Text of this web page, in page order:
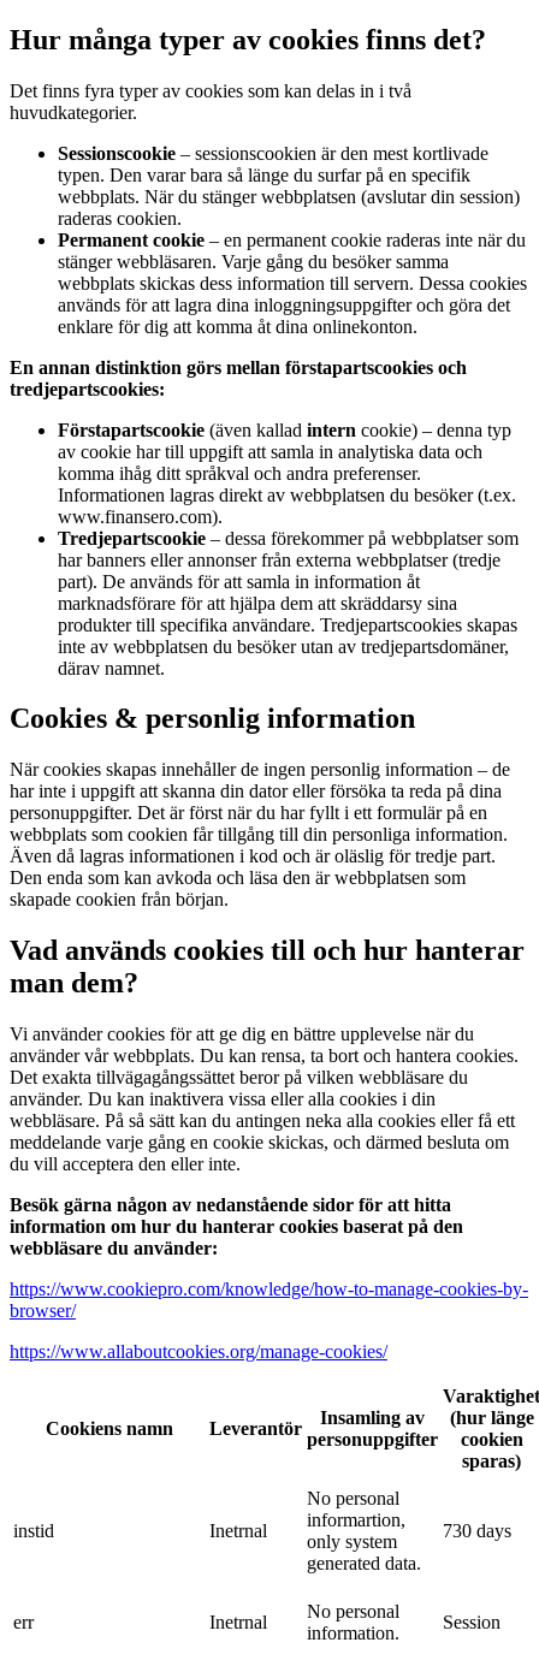
Hur många typer av cookies finns det?
Det finns fyra typer av cookies som kan delas in i två
huvudkategorier.
Sessionscookie – sessionscookien är den mest kortlivade
typen. Den varar bara så länge du surfar på en specifik
webbplats. När du stänger webbplatsen (avslutar din session)
raderas cookien.
Permanent cookie – en permanent cookie raderas inte när du
stänger webbläsaren. Varje gång du besöker samma
webbplats skickas dess information till servern. Dessa cookies
används för att lagra dina inloggningsuppgifter och göra det
enklare för dig att komma åt dina onlinekonton.
En annan distinktion görs mellan förstapartscookies och
tredjepartscookies:
Förstapartscookie (även kallad intern cookie) – denna typ
av cookie har till uppgift att samla in analytiska data och
komma ihåg ditt språkval och andra preferenser.
Informationen lagras direkt av webbplatsen du besöker (t.ex.
www.finansero.com).
Tredjepartscookie – dessa förekommer på webbplatser som
har banners eller annonser från externa webbplatser (tredje
part). De används för att samla in information åt
marknadsförare för att hjälpa dem att skräddarsy sina
produkter till specifika användare. Tredjepartscookies skapas
inte av webbplatsen du besöker utan av tredjepartsdomäner,
därav namnet.
Cookies & personlig information
När cookies skapas innehåller de ingen personlig information – de
har inte i uppgift att skanna din dator eller försöka ta reda på dina
personuppgifter. Det är först när du har fyllt i ett formulär på en
webbplats som cookien får tillgång till din personliga information.
Även då lagras informationen i kod och är oläslig för tredje part.
Den enda som kan avkoda och läsa den är webbplatsen som
skapade cookien från början.
Vad används cookies till och hur hanterar
man dem?
Vi använder cookies för att ge dig en bättre upplevelse när du
använder vår webbplats. Du kan rensa, ta bort och hantera cookies.
Det exakta tillvägagångssättet beror på vilken webbläsare du
använder. Du kan inaktivera vissa eller alla cookies i din
webbläsare. På så sätt kan du antingen neka alla cookies eller få ett
meddelande varje gång en cookie skickas, och därmed besluta om
du vill acceptera den eller inte.
Besök gärna någon av nedanstående sidor för att hitta
information om hur du hanterar cookies baserat på den
webbläsare du använder:
https://www.cookiepro.com/knowledge/how-to-manage-cookies-by-
browser/
https://www.allaboutcookies.org/manage-cookies/
Cookiens namn Leverantör
Insamling av
personuppgifter
Varaktighet
(hur länge
cookien
sparas)
instid Inetrnal
No personal
informartion,
only system
generated data.
730 days
err Inetrnal
No personal
information.
Session